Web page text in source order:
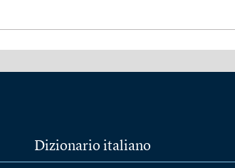
Dizionario italiano